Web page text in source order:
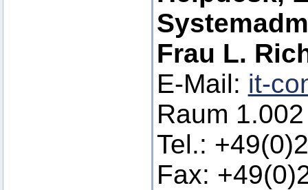
Frau L.
E-Mail: it-
Raum 1.002
Tel.:
Fax: